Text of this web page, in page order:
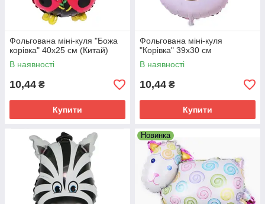
Фольгована міні-куля "Божа
корівка" 40х25 см (Китай)
В наявності
10,44 ₴
Купити
Фольгована міні-куля
"Корівка" 39х30 см
В наявності
10,44 ₴
Купити
Новинка